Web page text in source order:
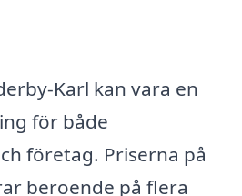
Karl kan vara en
för både
företag. Priserna på
beroende på flera